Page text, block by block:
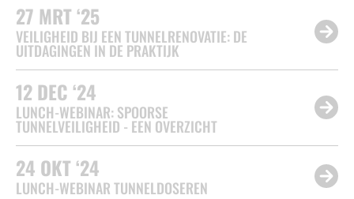
27 MRT ‘25
VEILIGHEID BIJ EEN TUNNELRENOVATIE: DE
UITDAGINGEN IN DE PRAKTIJK
12DEC ‘24
LUNCH-WEBINAR: SPOORSE
TUNNELVEILIGHEID - EEN OVERZICHT
24 OKT ‘24
LUNCH-WEBINAR TUNNELDOSEREN